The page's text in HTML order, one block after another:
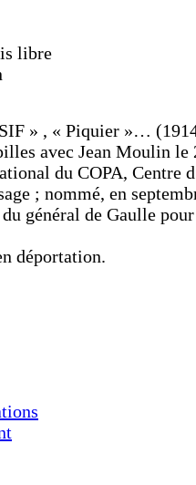
libre
» , « Piquier »…
avec Jean Moulin
du COPA, Centre
; nommé, en
général de Gaulle
déportation.